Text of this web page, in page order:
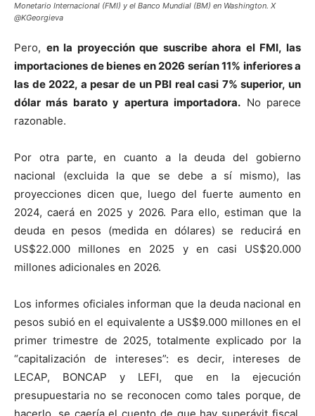
Monetario Internacional (FMI) y el Banco Mundial (BM) en Washington. X
@KGeorgieva
Pero, en la proyección que suscribe ahora el FMI, las
importaciones de bienes en 2026 serían 11% inferiores a
las de 2022, a pesar de un PBI real casi 7% superior, un
dólar más barato y apertura importadora. No parece
razonable.
Por otra parte, en cuanto a la deuda del gobierno
nacional (excluida la que se debe a sí mismo), las
proyecciones dicen que, luego del fuerte aumento en
2024, caerá en 2025 y 2026. Para ello, estiman que la
deuda en pesos (medida en dólares) se reducirá en
US$22.000 millones en 2025 y en casi US$20.000
millones adicionales en 2026.
Los informes oficiales informan que la deuda nacional en
pesos subió en el equivalente a US$9.000 millones en el
primer trimestre de 2025, totalmente explicado por la
“capitalización de intereses”: es decir, intereses de
LECAP, BONCAP y LEFI, que en la ejecución
presupuestaria no se reconocen como tales porque, de
hacerlo, se caería el cuento de que hay superávit fiscal.